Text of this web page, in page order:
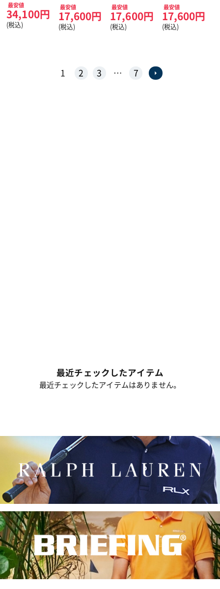
最安値
34,100円
(税込)
最安値
17,600円
(税込)
最安値
17,600円
(税込)
最安値
17,600円
(税込)
1 2 3 … 7
最近チェックしたアイテム
最近チェックしたアイテムはありません。